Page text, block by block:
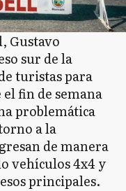
Gustavo
sur de la
turistas para
fin de semana
problemática
a la
de manera
vehículos 4x4 y
principales.